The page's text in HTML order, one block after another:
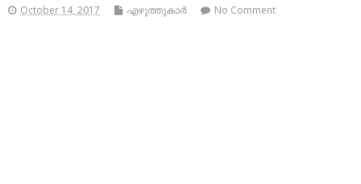
October 14, 2017 എഴുത്തുകാര്‍ No Comment